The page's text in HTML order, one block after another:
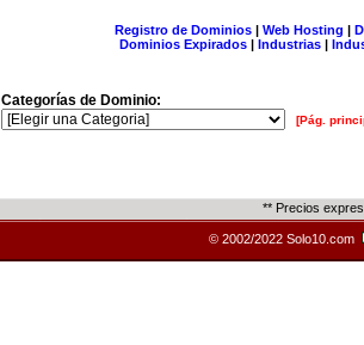
Registro de Dominios| Web Hosting |
Dominios Expirados | Industrias |
Categorías de Dominio:
[Pág.
** Precios
© 2002/2022 Solo10.com